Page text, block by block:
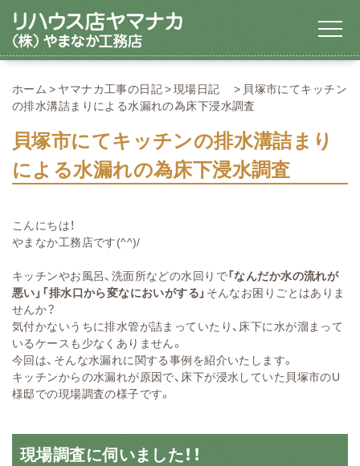
ホーム ヤマナカ工事の日記 現場日記
貝塚市にてキッチン
の排水溝詰まりによる水漏れの為床下浸水調査
貝塚市にてキッチンの排水溝詰まり
による水漏れの為床下浸水調査
こんにちは！
やまなか工務店です(^^)/
キッチンやお風呂、洗面所などの水回りで「なんだか水の流れが
悪い」「排水口から変なにおいがする」 そんなお困りごとはありま
せんか？
気付かないうちに排水管が詰まっていたり、床下に水が溜まって
いるケースも少なくありません。
今回は、そんな水漏れに関する事例を紹介いたします。
キッチンからの水漏れが原因で、床下が浸水していた貝塚市のU
様邸での現場調査の様子です。
現場調査に伺いました！！